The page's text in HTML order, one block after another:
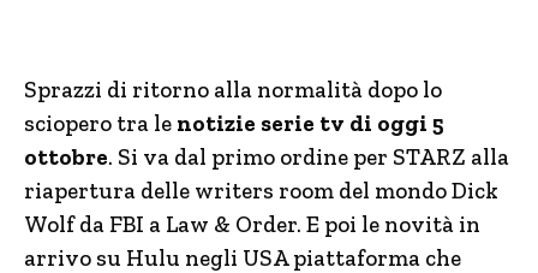
Sprazzi di ritorno alla normalità dopo lo
sciopero tra le notizie serie tv di oggi 5
ottobre. Si va dal primo ordine per STARZ alla
riapertura delle writers room del mondo Dick
Wolf da FBI a Law & Order. E poi le novità in
arrivo su Hulu negli USA piattaforma che